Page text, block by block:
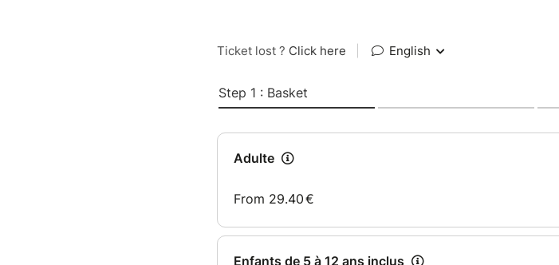
Ticket lost ? Click here English
Step 1 : Basket
Adulte
From 29.40€
Enfants de 5 à 12 ans inclus